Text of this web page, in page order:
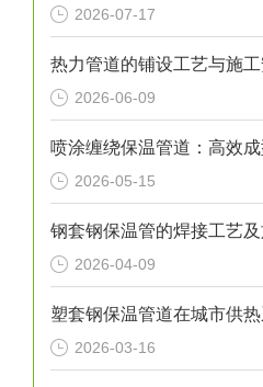
2026-07-17
2026-06-09
2026-05-15
2026-04-09
2026-03-16